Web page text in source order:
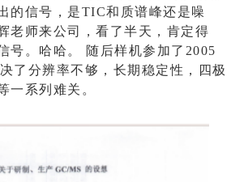
的信号，是TIC和质谱峰还是噪
老师来公司，看了半天，肯定得
号。哈哈。 随后样机参加了2005
了分辨率不够，长期稳定性，四极
一系列难关。